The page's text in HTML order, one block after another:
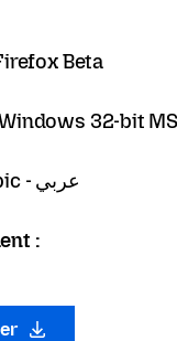
Beta
32-bit
Arabic - عربي
: